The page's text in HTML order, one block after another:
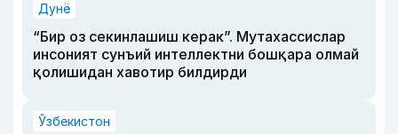
Дунё
“Бир оз секинлашиш керак”. Мутахассислар
инсоният сунъий интеллектни бошқара олмай
қолишидан хавотир билдирди
Ўзбекистон